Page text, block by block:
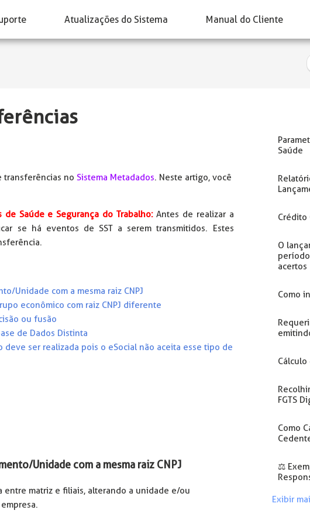
Atualizações do Sistema Manual do Cliente
transferências no Sistema Metadados. Neste artigo, você
de Saúde e Segurança do Trabalho:Antes de realizar a
se há eventos de SST a serem transmitidos. Estes
Unidade com a mesma raiz CNPJ
econômico com raiz CNPJ diferente
ou fusão
de Dados Distinta
deve ser realizada pois o eSocial não aceita esse tipo de
Unidade com a mesma raiz CNPJ
entre matriz e filiais, alterando a unidade e/ou
Saúde
Crédito
O
acertos
Como
Cálculo
FGTS
Como
⚖️
Exibir